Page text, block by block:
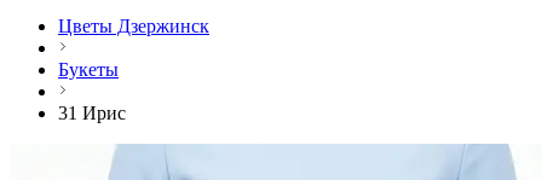
Цветы Дзержинск
Букеты
31 Ирис